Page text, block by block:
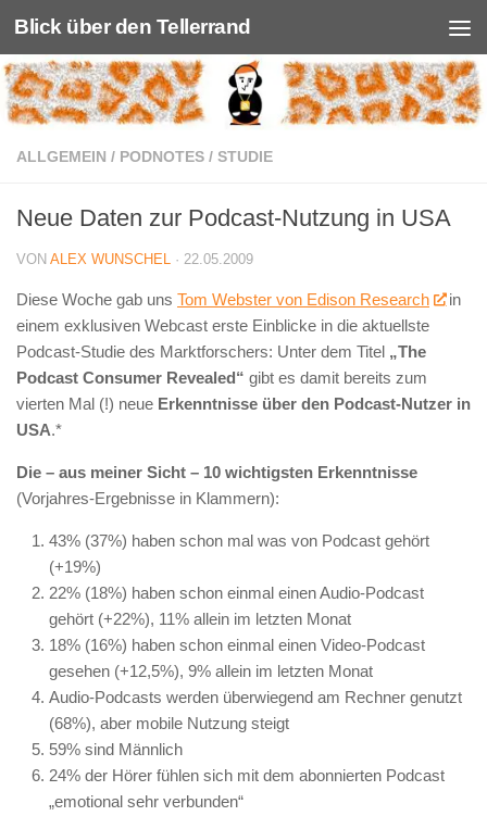
Unter dem Inhalt
Blick über den Tellerrand
ALLGEMEIN / PODNOTES / STUDIE
Neue Daten zur Podcast-Nutzung in USA
VON ALEX WUNSCHEL · 22.05.2009
Diese Woche gab uns Tom Webster von Edison Research
in
einem exklusiven Webcast erste Einblicke in die aktuellste
Podcast-Studie des Marktforschers: Unter dem Titel „The
Podcast Consumer Revealed“ gibt es damit bereits zum
vierten Mal (!) neue Erkenntnisse über den Podcast-Nutzer in
USA.*
Die – aus meiner Sicht – 10 wichtigsten Erkenntnisse
(Vorjahres-Ergebnisse in Klammern):
43% (37%) haben schon mal was von Podcast gehört
(+19%)
22% (18%) haben schon einmal einen Audio-Podcast
gehört (+22%), 11% allein im letzten Monat
18% (16%) haben schon einmal einen Video-Podcast
gesehen (+12,5%), 9% allein im letzten Monat
Audio-Podcasts werden überwiegend am Rechner genutzt
(68%), aber mobile Nutzung steigt
59% sind Männlich
24% der Hörer fühlen sich mit dem abonnierten Podcast
„emotional sehr verbunden“